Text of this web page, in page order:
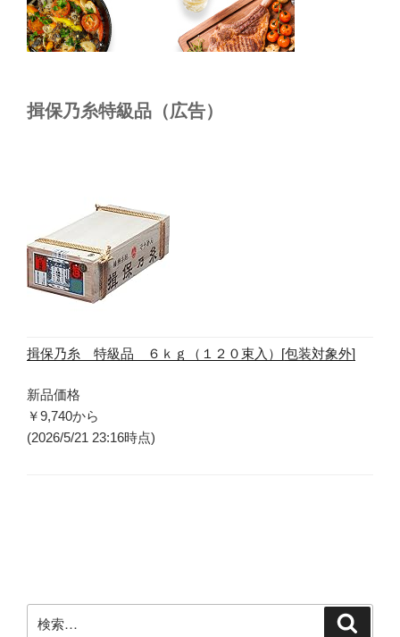
揖保乃糸特級品（広告）
揖保乃糸 特級品 ６ｋｇ（１２０束入）[包装対象外]
新品価格
￥9,740から
(2026/5/21 23:16時点)